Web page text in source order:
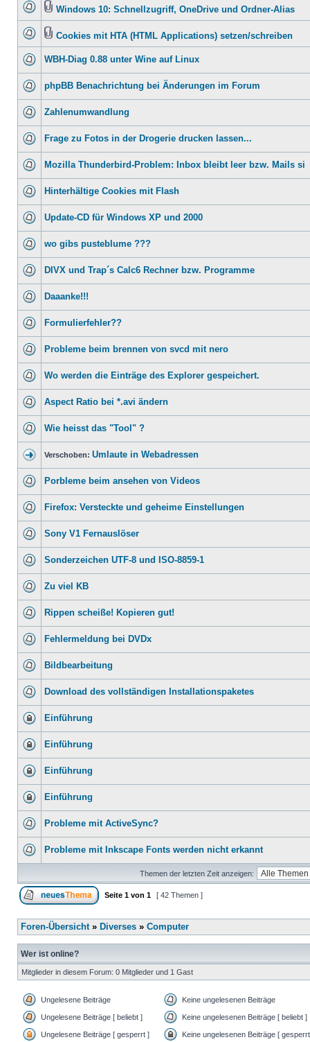
Windows 10: Schnellzugriff, OneDrive und Ordner-Alias
Cookies mit HTA (HTML Applications) setzen/schreiben
WBH-Diag 0.88 unter Wine auf Linux
phpBB Benachrichtung bei Änderungen im Forum
Zahlenumwandlung
Frage zu Fotos in der Drogerie drucken lassen...
Mozilla Thunderbird-Problem: Inbox bleibt leer bzw. Mails si
Hinterhältige Cookies mit Flash
Update-CD für Windows XP und 2000
wo gibs pusteblume ???
DIVX und Trap´s Calc6 Rechner bzw. Programme
Daaanke!!!
Formulierfehler??
Probleme beim brennen von svcd mit nero
Wo werden die Einträge des Explorer gespeichert.
Aspect Ratio bei *.avi ändern
Wie heisst das "Tool" ?
Verschoben: Umlaute in Webadressen
Porbleme beim ansehen von Videos
Firefox: Versteckte und geheime Einstellungen
Sony V1 Fernauslöser
Sonderzeichen UTF-8 und ISO-8859-1
Zu viel KB
Rippen scheiße! Kopieren gut!
Fehlermeldung bei DVDx
Bildbearbeitung
Download des vollständigen Installationspaketes
Einführung
Einführung
Einführung
Einführung
Probleme mit ActiveSync?
Probleme mit Inkscape Fonts werden nicht erkannt
Themen der letzten Zeit anzeigen:
Seite 1 von 1 [ 42 Themen ]
Foren-Übersicht» Diverses » Computer
Wer ist online?
Mitglieder in diesem Forum: 0 Mitglieder und 1 Gast
Ungelesene Beiträge Keine ungelesenen Beiträge
Ungelesene Beiträge [ beliebt ] Keine ungelesenen Beiträge [ beliebt ]
Ungelesene Beiträge [ gesperrt ] Keine ungelesenen Beiträge [